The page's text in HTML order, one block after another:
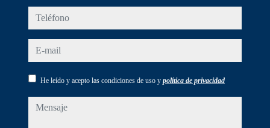
teléfono
e-mail
He leído y acepto las condiciones de uso y política de privacidad
mensaje